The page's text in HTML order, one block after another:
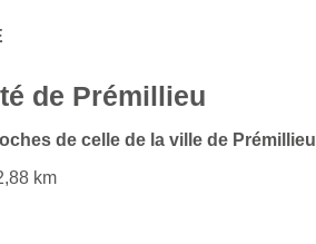
de Prémillieu
de celle de la ville de Prémillieu
km